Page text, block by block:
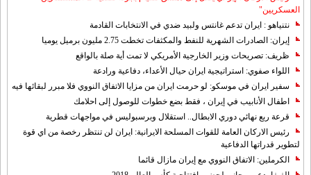
العسكريين"
نتنياهو : ايران تدعم غانتس ولبيد ضدي في الانتخابات القادمة
إيران: الصادرات الشهریة للنفط والمكثفات تخطت 2.75 مليون برميل يوميا
ظريف: تصريحات وزير الخارجية الأمريكي لا تمت أية صلة بالواقع
اللواء صفوي: استراتيجية ايران حيال الأعداء، دفاعية ورادعة
سفير ايران في موسكو: لو حرمت ايران من مزايا الاتفاق النووي فلا مبرر لبقائها فيه
اطفال الأنابيب في إيران ، فقط بضع خطوات للوصول إلى احلامك
قرعة ربع نهائي دوري الابطال.. استقلال وبرسبوليس في مواجهات قطرية
رئيس الاركان العامة للقوات المسلحة الايرانية: ايران لن تنتظر رخصة من اي قوة
لتطوير قدراتها الدفاعية
الكرملين: الاتفاق النووي مع إيران مازال قائما